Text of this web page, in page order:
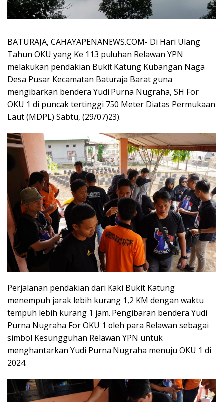
BATURAJA, CAHAYAPENANEWS.COM- Di Hari Ulang
Tahun OKU yang Ke 113 puluhan Relawan YPN
melakukan pendakian Bukit Katung Kubangan Naga
Desa Pusar Kecamatan Baturaja Barat guna
mengibarkan bendera Yudi Purna Nugraha, SH For
OKU 1 di puncak tertinggi 750 Meter Diatas Permukaan
Laut (MDPL) Sabtu, (29/07)23).
Perjalanan pendakian dari Kaki Bukit Katung
menempuh jarak lebih kurang 1,2 KM dengan waktu
tempuh lebih kurang 1 jam. Pengibaran bendera Yudi
Purna Nugraha For OKU 1 oleh para Relawan sebagai
simbol Kesungguhan Relawan YPN untuk
menghantarkan Yudi Purna Nugraha menuju OKU 1 di
2024.